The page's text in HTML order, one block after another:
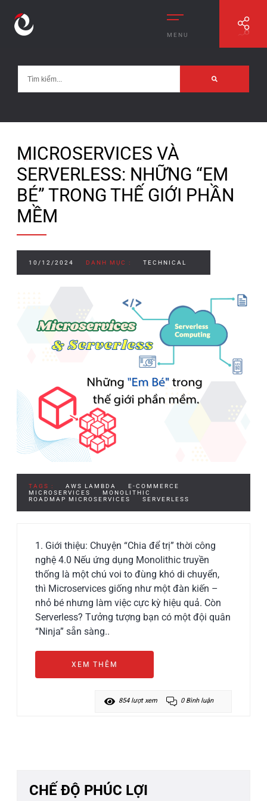
MENU
//ROADMAP MICROSERVICES
MICROSERVICES VÀ
SERVERLESS: NHỮNG “EM
BÉ” TRONG THẾ GIỚI PHẦN
MỀM
10/12/2024 DANH MỤC : TECHNICAL
TAGS : AWS LAMBDA
E-COMMERCE
MICROSERVICES
MONOLITHIC
ROADMAP MICROSERVICES
SERVERLESS
1. Giới thiệu: Chuyện “Chia để trị” thời công
nghệ 4.0 Nếu ứng dụng Monolithic truyền
thống là một chú voi to đùng khó di chuyển,
thì Microservices giống như một đàn kiến –
nhỏ bé nhưng làm việc cực kỳ hiệu quả. Còn
Serverless? Tưởng tượng bạn có một đội quân
“Ninja” sẵn sàng..
XEM THÊM
854 lượt xem 0 Bình luận
CHẾ ĐỘ PHÚC LỢI